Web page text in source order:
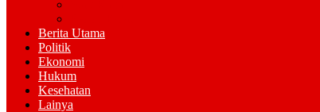
Berita Utama
Politik
Ekonomi
Hukum
Kesehatan
Lainya